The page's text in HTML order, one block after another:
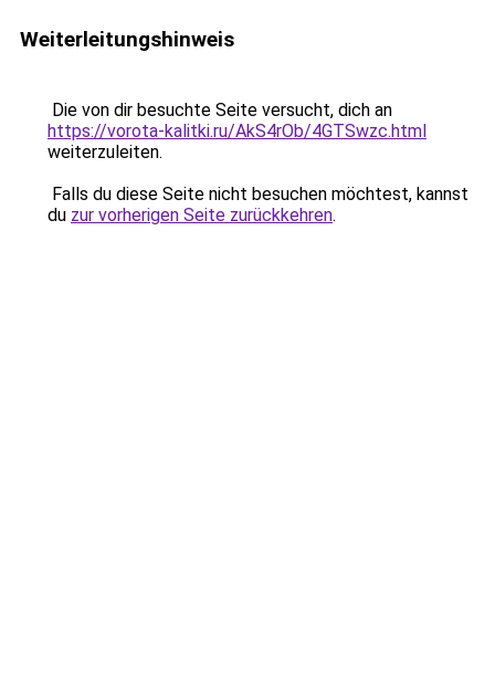
Weiterleitungshinweis
Die von dir besuchte Seite versucht, dich an
https://vorota-kalitki.ru/AkS4rOb/4GTSwzc.html
weiterzuleiten.
Falls du diese Seite nicht besuchen möchtest, kannst
du zur vorherigen Seite zurückkehren.